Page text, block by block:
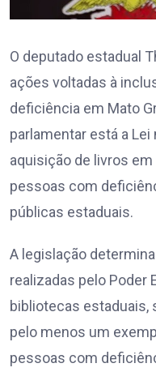
O deputado estadual
ações voltadas à
deficiência em Mato
parlamentar está a Lei
aquisição de livros
pessoas com
públicas estaduais.
A legislação
realizadas pelo Poder
bibliotecas estaduais,
pelo menos um
pessoas com